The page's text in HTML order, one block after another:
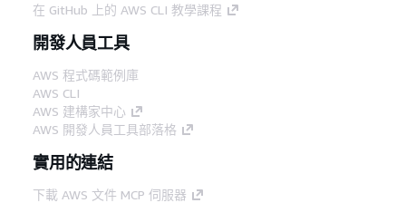
在 GitHub 上的 AWS CLI 教學課程
開發人員工具
AWS 程式碼範例庫
AWS CLI
AWS 建構家中心
AWS 開發人員工具部落格
實用的連結
下載 AWS 文件 MCP 伺服器